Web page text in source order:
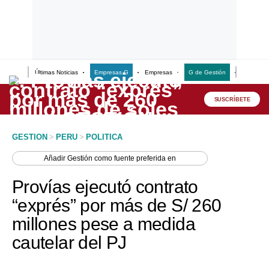
Últimas Noticias Empresas G Empresas G de Gestión
Lo último
Peru Quiosco
Economía
Mercados
Perú
SUSCRÍBETE
GESTION > PERU > POLITICA
AñadirGestión como fuente preferida en
Provías ejecutó contrato
“exprés” por más de S/ 260
millones pese a medida
cautelar del PJ